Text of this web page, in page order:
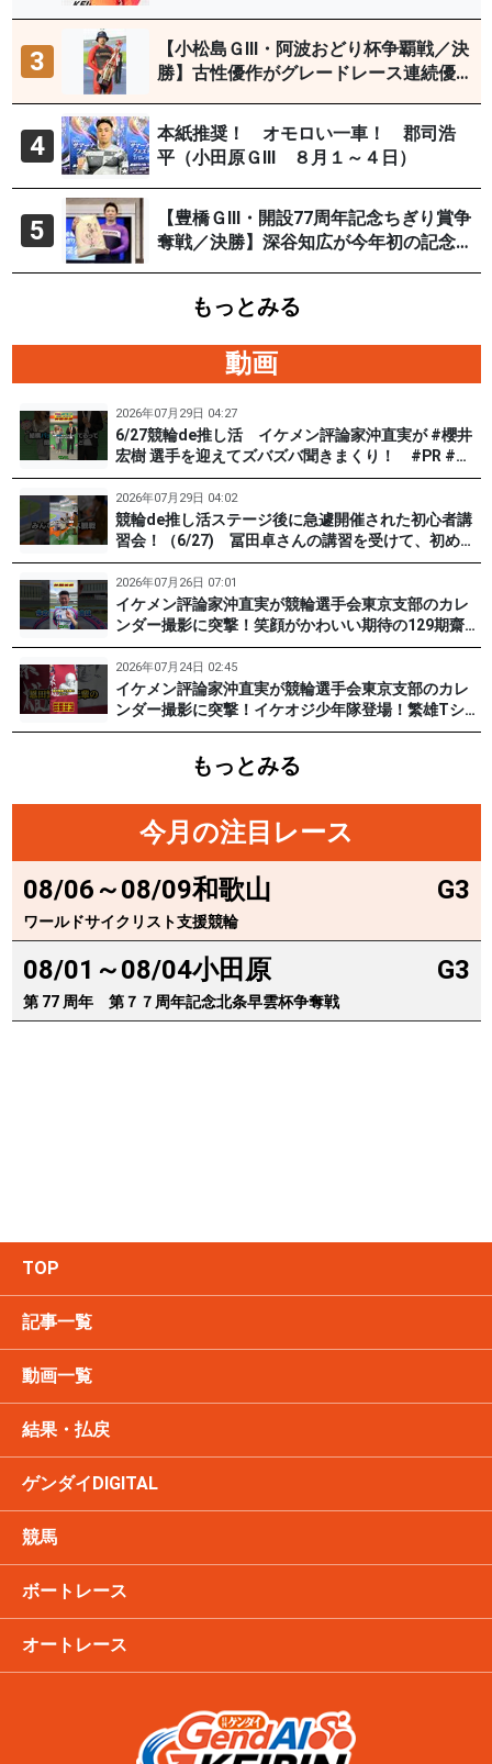
3
【小松島ＧⅢ・阿波おどり杯争覇戦／決
勝】古性優作がグレードレース連続優
4
本紙推奨！ オモロい一車！ 郡司浩
平（小田原ＧⅢ ８月１～４日）
5
【豊橋ＧⅢ・開設77周年記念ちぎり賞争
奪戦／決勝】深谷知広が今年初の記念
もっとみる
動画
2026年07月29日 04:27
6/27競輪de推し活 イケメン評論家沖直実が #櫻井
宏樹 選手を迎えてズバズバ聞きまくり！ #PR #松
戸けいりん #和田健太郎
2026年07月29日 04:02
競輪de推し活ステージ後に急遽開催された初心者講
習会！（6/27) 冨田卓さんの講習を受けて、初めて
チャレンジした女子たち。果たして…？ #PR #松戸
けいりん #和田健太郎 #沖直実
2026年07月26日 07:01
イケメン評論家沖直実が競輪選手会東京支部のカレ
ンダー撮影に突撃！笑顔がかわいい期待の129期齋藤
宏樹選手登場！ #pr #松戸けいりん
2026年07月24日 02:45
イケメン評論家沖直実が競輪選手会東京支部のカレ
ンダー撮影に突撃！イケオジ少年隊登場！繁雄Tシャ
ツへの思いとは？ #PR #松戸けいりん #川口満広 #
もっとみる
今月の注目レース
08/06～08/09和歌山 G3
ワールドサイクリスト支援競輪
08/01～08/04小田原 G3
第 77 周年 第７７周年記念北条早雲杯争奪戦
TOP
記事一覧
動画一覧
結果・払戻
ゲンダイDIGITAL
競馬
ボートレース
オートレース